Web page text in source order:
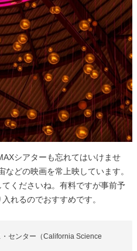
シアターも忘れてはいけませ
どの映画を常上映しています。
くださいね。有料ですが事前予
れるのでおすすめです。
センター（California Science